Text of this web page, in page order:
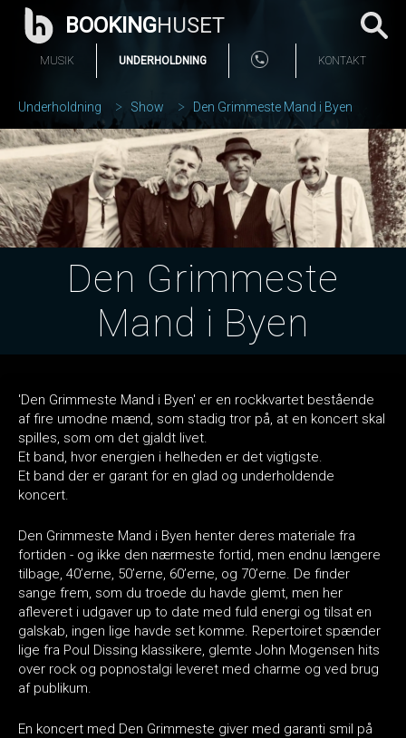
BOOKINGHUSET
MUSIK UNDERHOLDNING KONTAKT
Underholdning Show Den Grimmeste Mand i Byen
Den Grimmeste
Mand i Byen
'Den Grimmeste Mand i Byen' er en rockkvartet bestående
af fire umodne mænd, som stadig tror på, at en koncert skal
spilles, som om det gjaldt livet.
Et band, hvor energien i helheden er det vigtigste.
Et band der er garant for en glad og underholdende
koncert.
Den Grimmeste Mand i Byen henter deres materiale fra
fortiden - og ikke den nærmeste fortid, men endnu længere
tilbage, 40’erne, 50’erne, 60’erne, og 70’erne. De finder
sange frem, som du troede du havde glemt, men her
afleveret i udgaver up to date med fuld energi og tilsat en
galskab, ingen lige havde set komme. Repertoiret spænder
lige fra Poul Dissing klassikere, glemte John Mogensen hits
over rock og popnostalgi leveret med charme og ved brug
af publikum.
En koncert med Den Grimmeste giver med garanti smil på